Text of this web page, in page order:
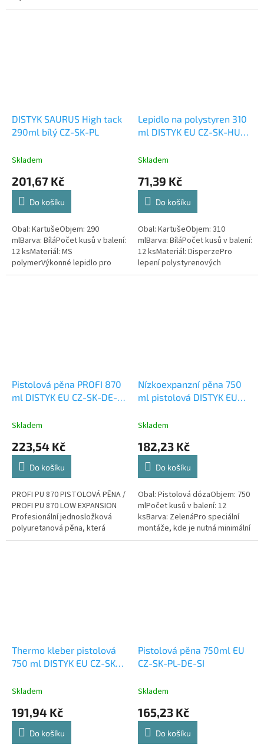
použití.
opatřenou termoplastickým PVC
DISTYK SAURUS High tack
290ml bílý CZ-SK-PL
Skladem
201,67 Kč
Do košíku
Obal: KartušeObjem: 290
mlBarva: BíláPočet kusů v balení:
12 ksMateriál: MS
polymerVýkonné lepidlo pro
mimořádně odolné lepené
Lepidlo na polystyren 310
ml DISTYK EU CZ-SK-HU-
Skladem
71,39 Kč
Do košíku
Obal: KartušeObjem: 310
mlBarva: BíláPočet kusů v balení:
12 ksMateriál: DisperzePro
lepení polystyrenových
dekorativních podhledů na savé
Pistolová pěna PROFI 870
ml DISTYK EU CZ-SK-DE-
Skladem
223,54 Kč
Do košíku
PROFI PU 870 PISTOLOVÁ PĚNA /
PROFI PU 870 LOW EXPANSION
Profesionální jednosložková
polyuretanová pěna, která
zaručuje...
Nízkoexpanzní pěna 750
ml pistolová DISTYK EU
Skladem
182,23 Kč
Do košíku
Obal: Pistolová dózaObjem: 750
mlPočet kusů v balení: 12
ksBarva: ZelenáPro speciální
montáže, kde je nutná minimální
expanze a vyšší hustota
Thermo kleber pistolová
750 ml DISTYK EU CZ-SK-
Skladem
191,94 Kč
Do košíku
Pistolová pěna 750ml EU
CZ-SK-PL-DE-SI
Skladem
165,23 Kč
Do košíku